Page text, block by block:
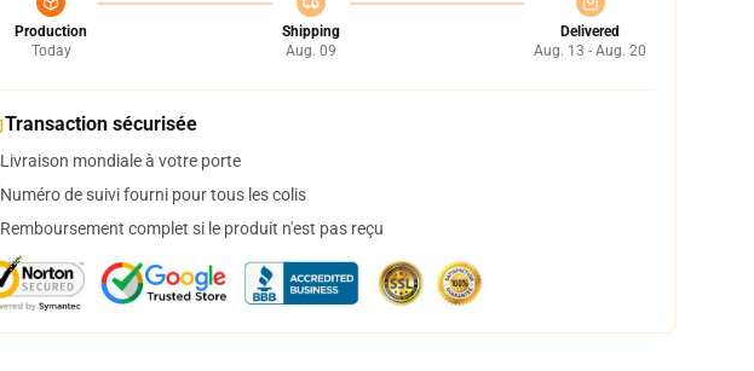
Production
Today
Shipping
Aug. 09
Delivered
Aug. 13 - Aug. 20
Transaction sécurisée
Livraison mondiale à votre porte
Numéro de suivi fourni pour tous les colis
Remboursement complet si le produit n'est pas reçu